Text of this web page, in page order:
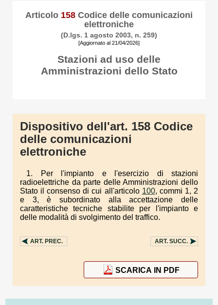
Articolo 158 Codice delle comunicazioni
elettroniche
(D.lgs. 1 agosto 2003, n. 259)
[Aggiornato al 21/04/2026]
Stazioni ad uso delle
Amministrazioni dello Stato
Dispositivo dell'art. 158 Codice
delle comunicazioni
elettroniche
1. Per l'impianto e l'esercizio di stazioni
radioelettriche da parte delle Amministrazioni dello
Stato il consenso di cui all'articolo 100, commi 1, 2
e 3, è subordinato alla accettazione delle
caratteristiche tecniche stabilite per l'impianto e
delle modalità di svolgimento del traffico.
ART. PREC. ART. SUCC.
SCARICA IN PDF